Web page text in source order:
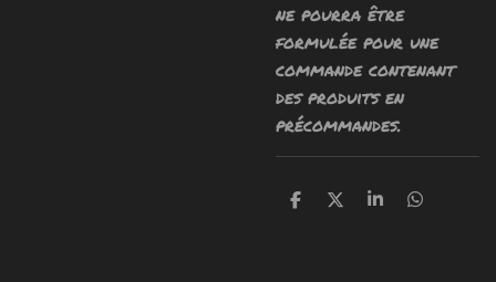
ne pourra être
formulée pour une
commande contenant
des produits en
précommandes.
P
P
P
P